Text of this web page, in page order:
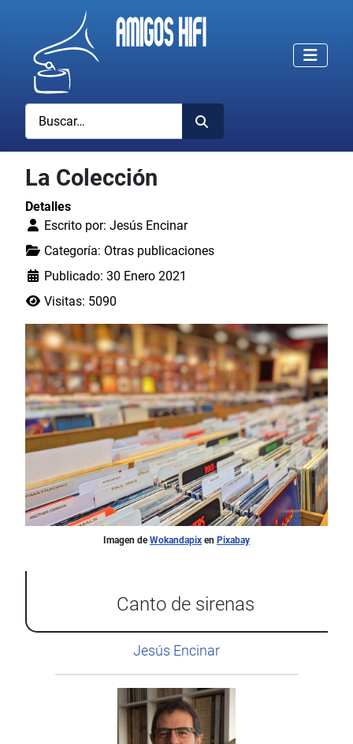
Buscar
La Colección
Detalles
Escrito por: Jesús Encinar
Categoría: Otras publicaciones
Publicado: 30 Enero 2021
Visitas: 5090
Canto de sirenas
Jesús Encinar
Imagen deWokandapix en Pixabay